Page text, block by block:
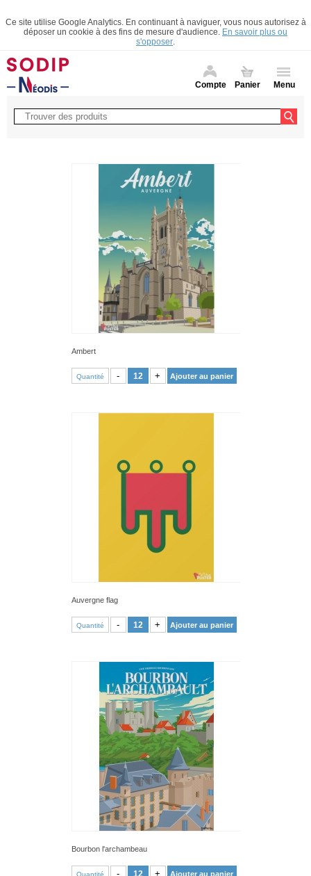
Ce site utilise Google Analytics. En continuant à naviguer, vous nous autorisez à
déposer un cookie à des fins de mesure d'audience. En savoir plus ou
s'opposer.
Compte Panier Menu
Ambert
Quantité - + Ajouter au panier
Auvergne flag
Quantité - + Ajouter au panier
Bourbon l'archambeau
Quantité - + Ajouter au panier